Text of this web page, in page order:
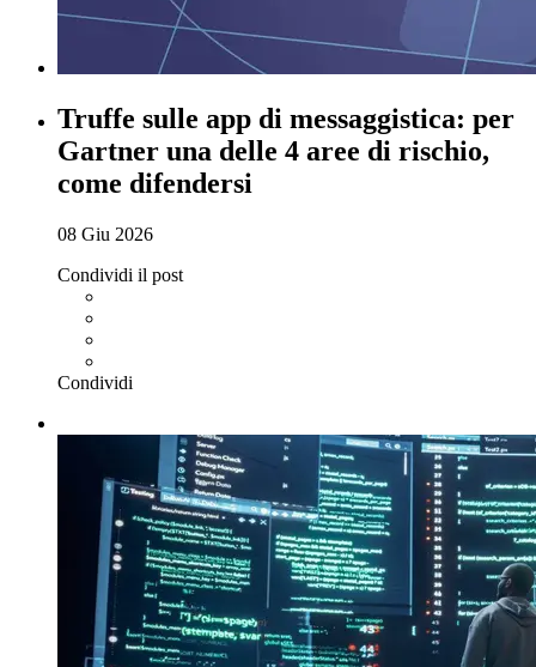
Truffe sulle app di messaggistica: per
Gartner una delle 4 aree di rischio,
come difendersi
08 Giu 2026
Condividi il post
Condividi